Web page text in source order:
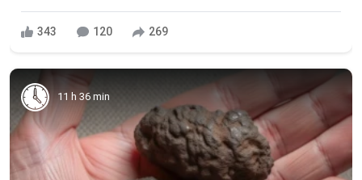
343 120 269
11 h 36 min